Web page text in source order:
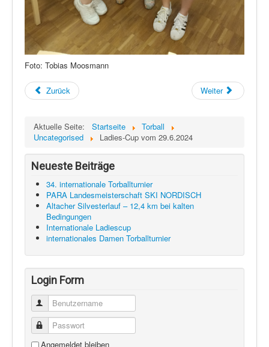
Foto: Tobias Moosmann
Zurück Weiter
Aktuelle Seite: Startseite
Torball
Uncategorised
Ladies-Cup vom 29.6.2024
Neueste Beiträge
34. internationale Torballturnier
PARA Landesmeisterschaft SKI NORDISCH
Altacher Silvesterlauf – 12,4 km bei kalten
Bedingungen
Internationale Ladiescup
internationales Damen Torballturnier
Login Form
Benutzername
Passwort
Angemeldet bleiben